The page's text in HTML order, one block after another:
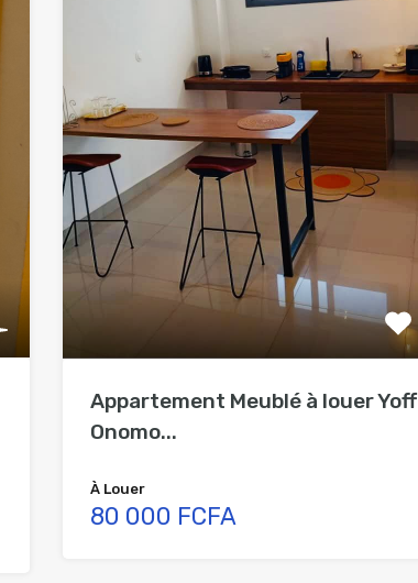
Appartement Meublé à louer Yoff
Onomo...
À Louer
80 000 FCFA